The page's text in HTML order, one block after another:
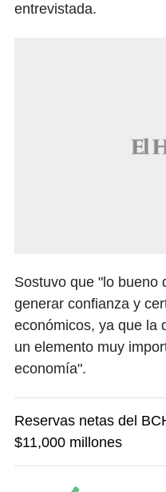
entrevistada.
Sostuvo que "lo bueno
generar confianza y
económicos, ya que la
un elemento muy
economía".
Reservas netas del
$11,000 millones